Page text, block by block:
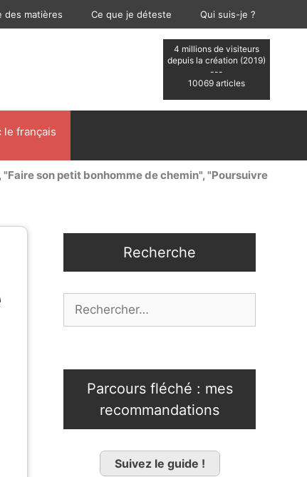
des matières Ce que je déteste Qui suis-je ?
4 millions de visiteurs
depuis la création (2019)
---
10069 articles
le français
son petit bonhomme de chemin", "Poursuivre
Recherche
Parcours fléché : mes
recommandations
Suivez le guide !